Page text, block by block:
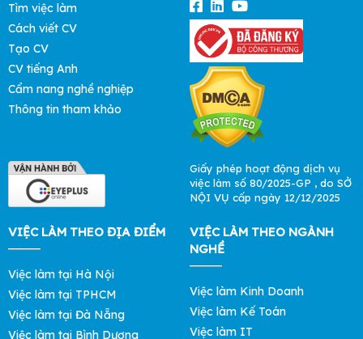
Tìm việc làm
Cách viết CV
Tạo CV
CV tiếng Anh
Cẩm nang nghề nghiệp
Thông tin tham khảo
Giấy phép hoạt động dịch vụ
việc làm số 80/2025-GP , do SỞ
NỘI VỤ cấp ngày 12/12/2025
VIỆC LÀM THEO ĐỊA ĐIỂM
Việc làm tại Hà Nội
Việc làm tại TPHCM
Việc làm tại Đà Nẵng
Việc làm tại Bình Dương
VIỆC LÀM THEO NGÀNH
NGHỀ
Việc làm Kinh Doanh
Việc làm Kế Toán
Việc làm IT